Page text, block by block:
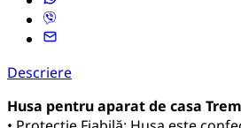
Descriere
Husa pentru aparat de casa